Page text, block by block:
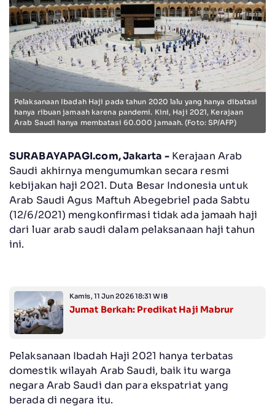
Pelaksanaan Ibadah Haji pada tahun 2020 lalu yang hanya dibatasi
hanya ribuan jamaah karena pandemi. Kini, Haji 2021, Kerajaan
Arab Saudi hanya membatasi 60.000 jamaah. (Foto: SP/AFP)
SURABAYAPAGI.com, Jakarta -Kerajaan Arab
Saudi akhirnya mengumumkan secara resmi
kebijakan haji 2021. Duta Besar Indonesia untuk
Arab Saudi Agus Maftuh Abegebriel pada Sabtu
(12/6/2021) mengkonfirmasi tidak ada jamaah haji
dari luar arab saudi dalam pelaksanaan haji tahun
ini.
Kamis, 11 Jun 2026 18:31 WIB
Jumat Berkah: Predikat Haji Mabrur
Pelaksanaan Ibadah Haji 2021 hanya terbatas
domestik wilayah Arab Saudi, baik itu warga
negara Arab Saudi dan para ekspatriat yang
berada di negara itu.